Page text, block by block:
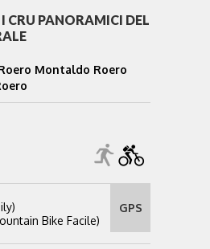
CRU PANORAMICI DEL
Montaldo Roero
Bike Facile)
GPS